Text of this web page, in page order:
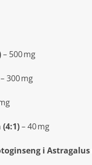
– 500 mg
– 300 mg
– 40 mg
i